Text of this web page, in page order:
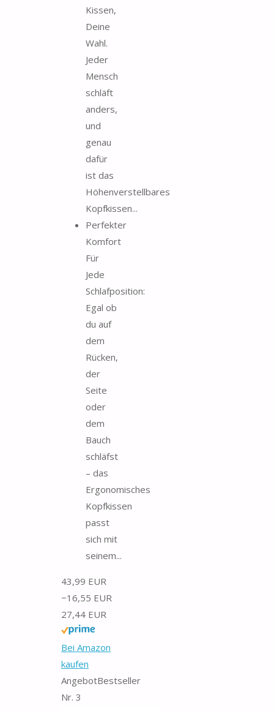
Kissen,
Deine
Wahl.
Jeder
Mensch
schläft
anders,
und
genau
dafür
ist das
Höhenverstellbares
Kopfkissen...
Perfekter
Komfort
Für
Jede
Schlafposition:
Egal ob
du auf
dem
Rücken,
der
Seite
oder
dem
Bauch
schläfst
– das
Ergonomisches
Kopfkissen
passt
sich mit
seinem...
43,99 EUR
−16,55 EUR
27,44 EUR
Bei Amazon
kaufen
AngebotBestseller
Nr. 3